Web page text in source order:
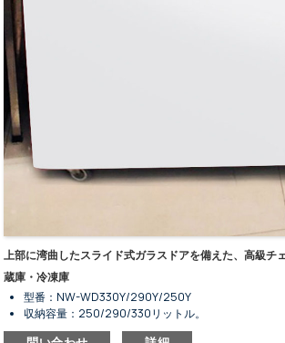
上部に湾曲したスライド式ガラスドアを備えた、高級チ
蔵庫・冷凍庫
型番：NW-WD330Y/290Y/250Y
収納容量：250/290/330リットル。
サイズは3種類からお選びいただけます。